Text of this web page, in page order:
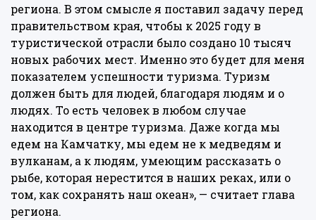
региона. В этом смысле я поставил задачу перед
правительством края, чтобы к 2025 году в
туристической отрасли было создано 10 тысяч
новых рабочих мест. Именно это будет для меня
показателем успешности туризма. Туризм
должен быть для людей, благодаря людям и о
людях. То есть человек в любом случае
находится в центре туризма. Даже когда мы
едем на Камчатку, мы едем не к медведям и
вулканам, а к людям, умеющим рассказать о
рыбе, которая нерестится в наших реках, или о
том, как сохранять наш океан», — считает глава
региона.